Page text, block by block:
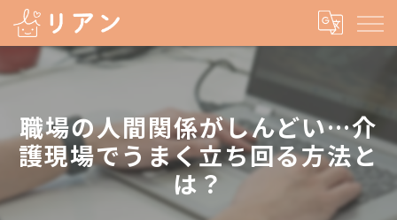
職場の人間関係がしんどい…介
護現場でうまく立ち回る方法と
は？